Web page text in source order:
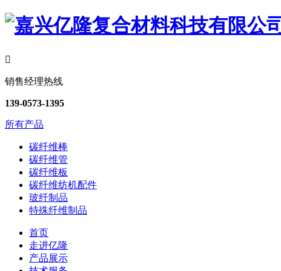

销售经理热线
139-0573-1395
所有产品
碳纤维棒
碳纤维管
碳纤维板
碳纤维纺机配件
玻纤制品
特殊纤维制品
首页
走进亿隆
产品展示